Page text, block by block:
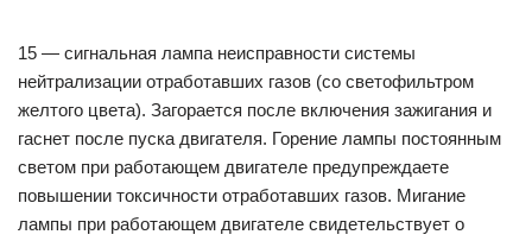
15 — сигнальная лампа неисправности системы
нейтрализации отработавших газов (со светофильтром
желтого цвета). Загорается после включения зажигания и
гаснет после пуска двигателя. Горение лампы постоянным
светом при работающем двигателе предупреждаете
повышении токсичности отработавших газов. Мигание
лампы при работающем двигателе свидетельствует о